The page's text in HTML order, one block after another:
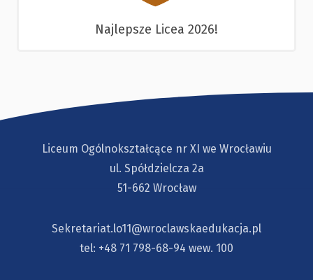
Najlepsze Licea 2026!
Liceum Ogólnokształcące nr XI we Wrocławiu
ul. Spółdzielcza 2a
51-662 Wrocław
Sekretariat.lo11@wroclawskaedukacja.pl
tel: +48 71 798-68-94 wew. 100